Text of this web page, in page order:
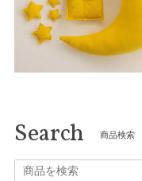
Search 商品検索